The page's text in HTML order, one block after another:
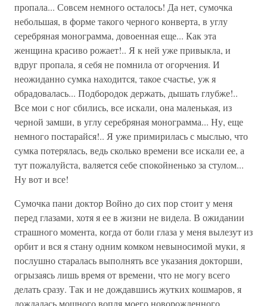
пропала... Совсем немного осталось! Да нет, сумочка
небольшая, в форме такого черного конверта, в углу
серебряная монограмма, довоенная еще... Как эта
женщина красиво рожает!.. Я к ней уже привыкла, и
вдруг пропала, я себя не помнила от огорчения. И
неожиданно сумка находится, такое счастье, уж я
обрадовалась... Подбородок держать, дышать глубже!..
Все мои с ног сбились, все искали, она маленькая, из
черной замши, в углу серебряная монограмма... Ну, еще
немного постарайся!.. Я уже примирилась с мыслью, что
сумка потерялась, ведь сколько времени все искали ее, а
тут пожалуйста, валяется себе спокойненько за стулом...
Ну вот и все!
Сумочка пани доктор Войно до сих пор стоит у меня
перед глазами, хотя я ее в жизни не видела. В ожидании
страшного момента, когда от боли глаза у меня вылезут из
орбит и вся я стану одним комком невыносимой муки, я
послушно старалась выполнять все указания докторши,
огрызаясь лишь время от времени, что не могу всего
делать сразу. Так и не дождавшись жутких кошмаров, я
дождалась мощного вопля моего новорожденного